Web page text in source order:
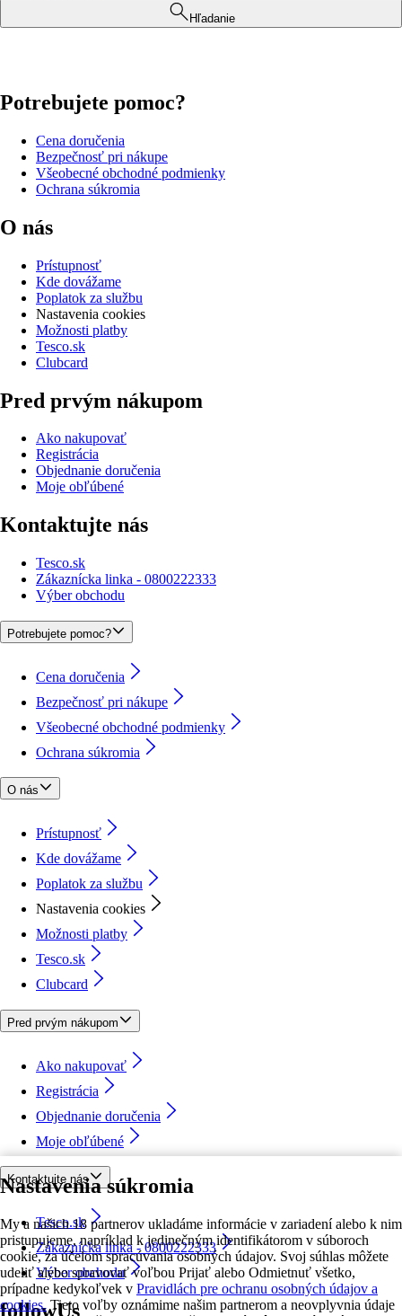
Nastavenia súkromia
My a našich 18 partnerov ukladáme informácie v zariadení alebo k nim
pristupujeme, napríklad k jedinečným identifikátorom v súboroch
cookie, za účelom spracúvania osobných údajov. Svoj súhlas môžete
udeliť alebo spravovať voľbou Prijať alebo Odmietnuť všetko,
prípadne kedykoľvek v Pravidlách pre ochranu osobných údajov a
cookies. Tieto voľby oznámime našim partnerom a neovplyvnia údaje
Hľadanie
Potrebujete pomoc?
Cena doručenia
Bezpečnosť pri nákupe
Všeobecné obchodné podmienky
Ochrana súkromia
O nás
Prístupnosť
Kde dovážame
Poplatok za službu
Nastavenia cookies
Možnosti platby
Tesco.sk
Clubcard
Pred prvým nákupom
Ako nakupovať
Registrácia
Objednanie doručenia
Moje obľúbené
Kontaktujte nás
Tesco.sk
Zákaznícka linka - 0800222333
Výber obchodu
Potrebujete pomoc?
Cena doručenia
Bezpečnosť pri nákupe
Všeobecné obchodné podmienky
Ochrana súkromia
O nás
Prístupnosť
Kde dovážame
Poplatok za službu
Nastavenia cookies
Možnosti platby
Tesco.sk
Clubcard
Pred prvým nákupom
Ako nakupovať
Registrácia
Objednanie doručenia
Moje obľúbené
Kontaktujte nás
Tesco.sk
Zákaznícka linka - 0800222333
Výber obchodu
followUs